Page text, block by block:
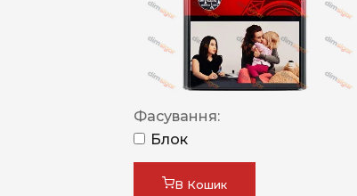
Фасування:
Блок
В Кошик